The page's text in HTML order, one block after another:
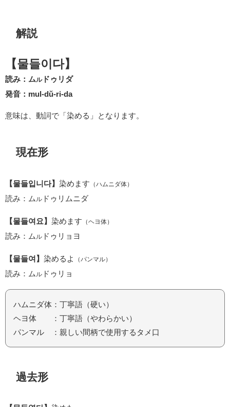
解説
【물들이다】
読み：ムルドゥリダ
発音：mul-dŭ-ri-da
意味は、動詞で「染める」となります。
現在形
【물들입니다】 染めます （ハムニダ体）
読み：ム ル ドゥリムニダ
【물들여요】 染めます （ヘヨ体）
読み：ム ル ドゥリョヨ
【물들여】 染めるよ （パンマル）
読み：ム ル ドゥリョ
ハムニダ体：丁寧語（硬い）
ヘヨ体 ：丁寧語（やわらかい）
パンマル ：親しい間柄で使用するタメ口
過去形